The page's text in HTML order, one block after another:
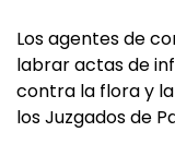
Los agentes de
labrar actas de
contra la flora y
los Juzgados de